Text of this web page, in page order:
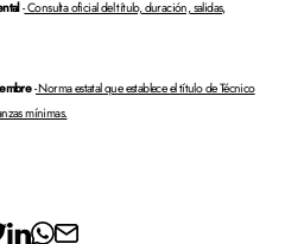
-Consulta oficial del título, duración, salidas,
-Norma estatal que establece el título de Técnico
mínimas.